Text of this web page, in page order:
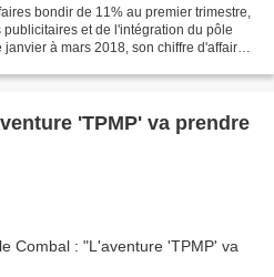
bondir de 11% au premier trimestre,
et de l'intégration du pôle
à mars 2018, son chiffre d'affaires
'TPMP' va prendre